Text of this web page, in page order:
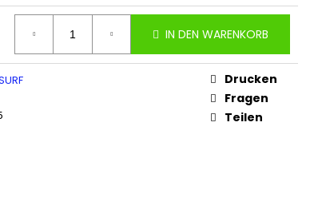
IN DEN WARENKORB
Drucken
Fragen
Teilen